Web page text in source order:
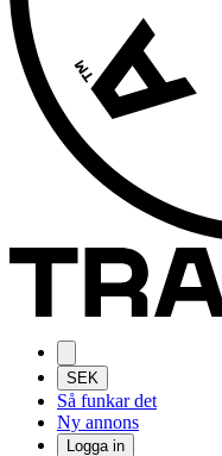
SEK
Så funkar det
Ny annons
Logga in